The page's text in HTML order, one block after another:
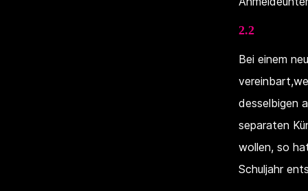
2.2
Bei einem
desselbigen
separaten
wollen, so
Schuljahr